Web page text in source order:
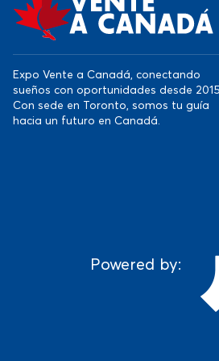
Expo Vente a Canadá, conectando
sueños con oportunidades desde
Con sede en Toronto, somos tu guía
hacia un futuro en Canadá.
Powered by: